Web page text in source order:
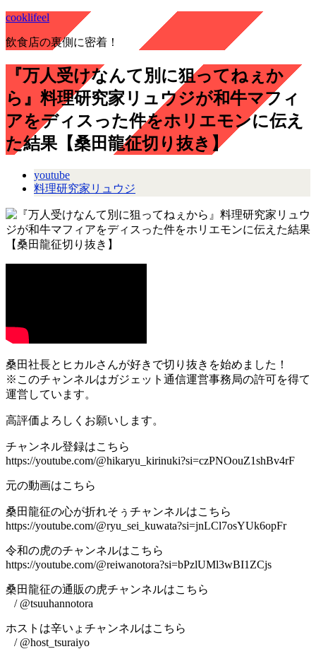
cooklifeel
飲食店の裏側に密着！
『万人受けなんて別に狙ってねぇか
ら』料理研究家リュウジが和牛マフィ
アをディスった件をホリエモンに伝え
た結果【桑田龍征切り抜き】
youtube
料理研究家リュウジ
桑田社長とヒカルさんが好きで切り抜きを始めました！
※このチャンネルはガジェット通信運営事務局の許可を得て
運営しています。
高評価よろしくお願いします。
チャンネル登録はこちら
https://youtube.com/@hikaryu_kirinuki?si=czPNOouZ1shBv4rF
元の動画はこちら
桑田龍征の心が折れそぅチャンネルはこちら
https://youtube.com/@ryu_sei_kuwata?si=jnLCl7osYUk6opFr
令和の虎のチャンネルはこちら
https://youtube.com/@reiwanotora?si=bPzlUMl3wBI1ZCjs
桑田龍征の通販の虎チャンネルはこちら
/ @tsuuhannotora
ホストは辛いょチャンネルはこちら
/ @host_tsuraiyo